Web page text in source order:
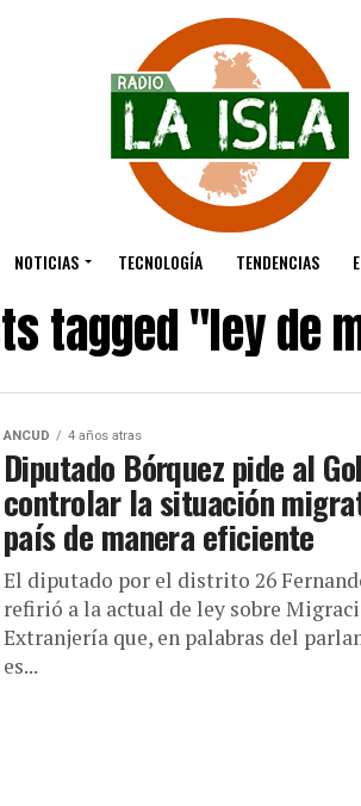
NOTICIAS TECNOLOGÍA TENDENCIAS
tagged "ley de
ANCUD 4 años atras
Diputado Bórquez pide al
controlar la situación
país de manera eficiente
El diputado por el distrito 26
refirió a la actual de ley sobre
Extranjería que, en palabras del
es...